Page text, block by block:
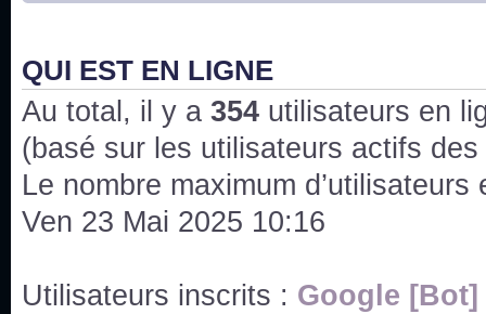
issus des saisons 6; 7 et 8 !
Bonne année 2020 !
Bonne année 2019 !
Joyeux Noël !
Bonne année tout le monde !
QUI EST EN LIGNE
Au total, il y a 354 utilisateurs en
(basé sur les utilisateurs actifs
Le nombre maximum
Ven 23 Mai 2025 10:16
Utilisateurs inscrits : Google [Bot]